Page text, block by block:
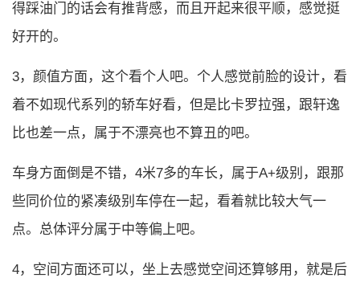
得踩油门的话会有推背感，而且开起来很平顺，感觉挺
好开的。
3，颜值方面，这个看个人吧。个人感觉前脸的设计，看
着不如现代系列的轿车好看，但是比卡罗拉强，跟轩逸
比也差一点，属于不漂亮也不算丑的吧。
车身方面倒是不错，4米7多的车长，属于A+级别，跟那
些同价位的紧凑级别车停在一起，看着就比较大气一
点。总体评分属于中等偏上吧。
4，空间方面还可以，坐上去感觉空间还算够用，就是后